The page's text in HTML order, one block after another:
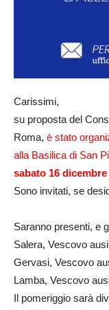
Carissimi,
su proposta del
Roma, è stato
alla Basilica di San
sabato 16 dicembre
Sono invitati, se
Saranno presenti, e
Salera, Vescovo
Gervasi, Vescovo
Lamba, Vescovo
Il pomeriggio sarà